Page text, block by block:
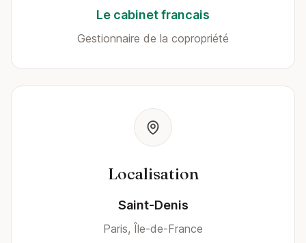
Le cabinet francais
Gestionnaire de la copropriété
Localisation
Saint-Denis
Paris, Île-de-France